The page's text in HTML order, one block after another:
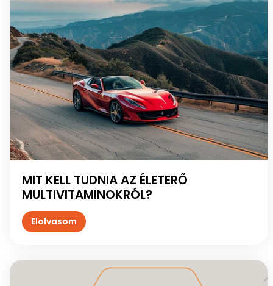
MIT KELL TUDNIA AZ ÉLETERŐ
MULTIVITAMINOKRÓL?